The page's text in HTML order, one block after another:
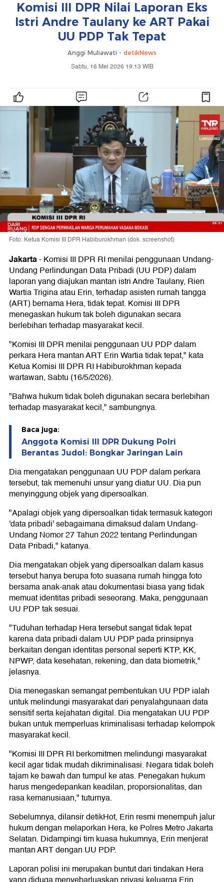
Komisi III DPR Nilai Laporan Eks
Istri Andre Taulany ke ART Pakai
UU PDP Tak Tepat
Anggi Muliawati - detikNews
Sabtu, 16 Mei 2026 19:13 WIB
Foto: Ketua Komisi III DPR Habiburokhman (dok. screenshot)
Jakarta-Komisi III DPR RI menilai penggunaan Undang-
Undang Perlindungan Data Pribadi (UU PDP) dalam
laporan yang diajukan mantan istri Andre Taulany, Rien
Wartia Trigina atau Erin, terhadap asisten rumah tangga
(ART) bernama Hera, tidak tepat. Komisi III DPR
menegaskan hukum tak boleh digunakan secara
berlebihan terhadap masyarakat kecil.
"Komisi III DPR menilai penggunaan UU PDP dalam
perkara Hera mantan ART Erin Wartia tidak tepat," kata
Ketua Komisi III DPR RI Habiburokhman kepada
wartawan, Sabtu (16/5/2026).
"Bahwa hukum tidak boleh digunakan secara berlebihan
terhadap masyarakat kecil," sambungnya.
Baca juga:
Anggota Komisi III DPR Dukung Polri
Berantas Judol: Bongkar Jaringan Lain
Dia mengatakan penggunaan UU PDP dalam perkara
tersebut, tak memenuhi unsur yang diatur UU. Dia pun
menyinggung objek yang dipersoalkan.
"Apalagi objek yang dipersoalkan tidak termasuk kategori
'data pribadi' sebagaimana dimaksud dalam Undang-
Undang Nomor 27 Tahun 2022 tentang Perlindungan
Data Pribadi," katanya.
Dia mengatakan objek yang dipersoalkan dalam kasus
tersebut hanya berupa foto suasana rumah hingga foto
bersama anak-anak atau dokumentasi biasa yang tidak
memuat identitas pribadi seseorang. Maka, penggunaan
UU PDP tak sesuai.
"Tuduhan terhadap Hera tersebut sangat tidak tepat
karena data pribadi dalam UU PDP pada prinsipnya
berkaitan dengan identitas personal seperti KTP, KK,
NPWP, data kesehatan, rekening, dan data biometrik,"
jelasnya.
Dia menegaskan semangat pembentukan UU PDP ialah
untuk melindungi masyarakat dari penyalahgunaan data
sensitif serta kejahatan digital. Dia mengatakan UU PDP
bukan untuk memperluas kriminalisasi terhadap kelompok
masyarakat kecil.
"Komisi III DPR RI berkomitmen melindungi masyarakat
kecil agar tidak mudah dikriminalisasi. Negara tidak boleh
tajam ke bawah dan tumpul ke atas. Penegakan hukum
harus mengedepankan keadilan, proporsionalitas, dan
rasa kemanusiaan," tuturnya.
Sebelumnya, dilansir detikHot, Erin resmi menempuh jalur
hukum dengan melaporkan Hera, ke Polres Metro Jakarta
Selatan. Didampingi tim kuasa hukumnya, Erin menjerat
mantan ART dengan UU PDP.
Laporan polisi ini merupakan buntut dari tindakan Hera